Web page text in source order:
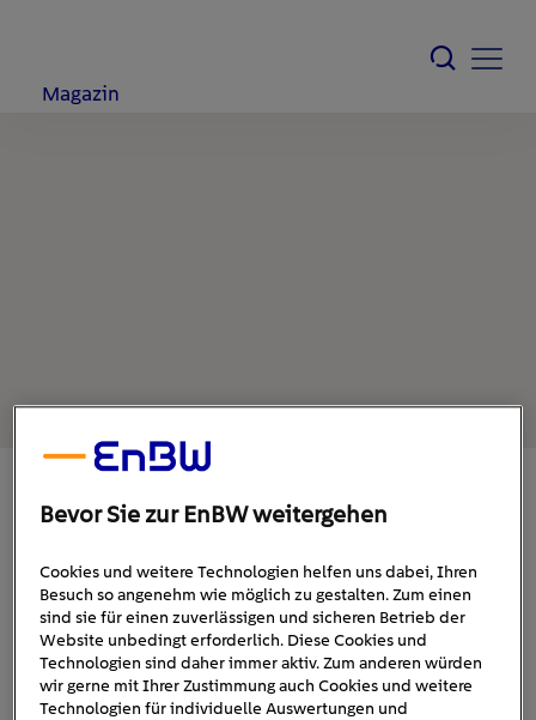
Magazin
9. August 2022 1min
moderner-herd-mit-toepfen
Bevor Sie zur EnBW weitergehen
Cookies und weitere Technologien helfen uns dabei, Ihren
Besuch so angenehm wie möglich zu gestalten. Zum einen
sind sie für einen zuverlässigen und sicheren Betrieb der
Website unbedingt erforderlich. Diese Cookies und
Technologien sind daher immer aktiv. Zum anderen würden
wir gerne mit Ihrer Zustimmung auch Cookies und weitere
Technologien für individuelle Auswertungen und